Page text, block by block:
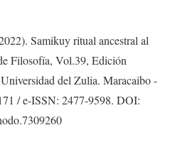
Samikuy ritual ancestral al
Filosofía, Vol.39, Edición
del Zulia. Maracaibo -
/ e-ISSN: 2477-9598. DOI: